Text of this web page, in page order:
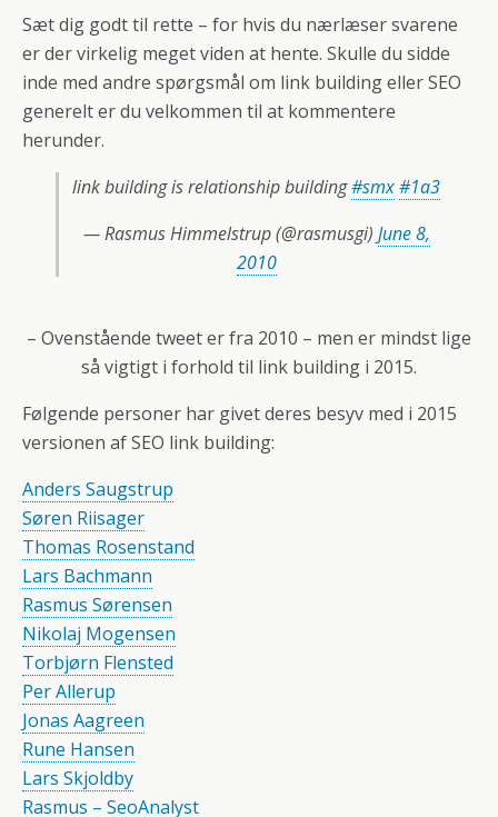
Sæt dig godt til rette – for hvis du nærlæser svarene
er der virkelig meget viden at hente. Skulle du sidde
inde med andre spørgsmål om link building eller SEO
generelt er du velkommen til at kommentere
herunder.
link building is relationship building#smx#1a3
— Rasmus Himmelstrup (@rasmusgi) June 8,
2010
– Ovenstående tweet er fra 2010 – men er mindst lige
så vigtigt i forhold til link building i 2015.
Følgende personer har givet deres besyv med i 2015
versionen af SEO link building:
Anders Saugstrup
Søren Riisager
Thomas Rosenstand
Lars Bachmann
Rasmus Sørensen
Nikolaj Mogensen
Torbjørn Flensted
Per Allerup
Jonas Aagreen
Rune Hansen
Lars Skjoldby
Rasmus – SeoAnalyst